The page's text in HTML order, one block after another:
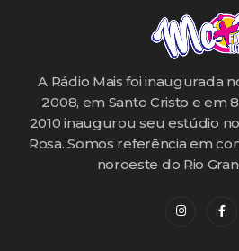
A Rádio Mais foi inaugurada
2008, em Santo Cristo e em
2010 inaugurou seu estúdio
Rosa. Somos referência em
noroeste do Rio